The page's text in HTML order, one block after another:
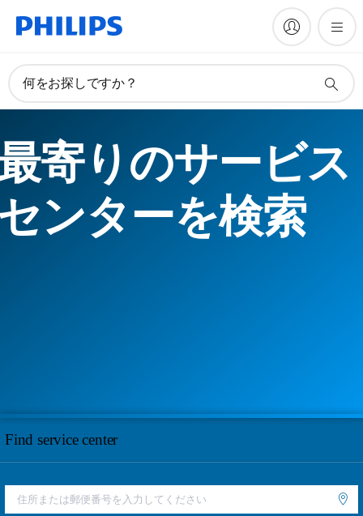
何をお探しですか？
寄りのサービス
ンターを検索
Find service center